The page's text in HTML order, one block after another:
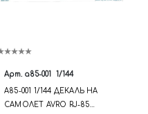
Арт. a85-001 1/144
A85-001 1/144 ДЕКАЛЬ НА
САМОЛЕТ AVRO RJ-85